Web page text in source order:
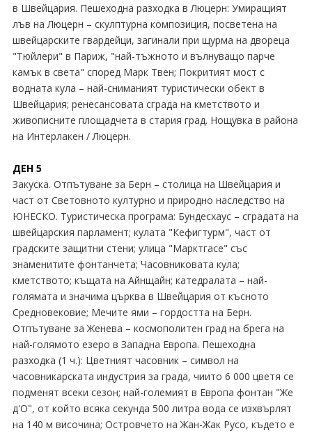
в Швейцария. Пешеходна разходка в Люцерн: Умиращият
лъв на Люцерн – скулптурна композиция, посветена на
швейцарските гвардейци, загинали при щурма на двореца
"Тюйлери" в Париж, "най-тъжното и вълнуващо парче
камък в света" според Марк Твен; Покритият мост с
водната кула – най-сниманият туристически обект в
Швейцария; ренесансовата сграда на кметството и
живописните площадчета в стария град. Нощувка в района
на Интерлакен / Люцерн.
ДЕН 5
Закуска. Отпътуване за Берн – столица на Швейцария и
част от Световното културно и природно наследство на
ЮНЕСКО. Туристическа програма: Бундесхаус – сградата на
швейцарския парламент; кулата "Кефигтурм", част от
градските защитни стени; улица "Марктгасе" със
знаменитите фонтанчета; Часовниковата кула;
кметството; къщата на Айнщайн; катедралата – най-
голямата и значима църква в Швейцария от късното
Средновековие; Мечите ями – гордостта на Берн.
Отпътуване за Женева – космополитен град на брега на
най-голямото езеро в Западна Европа. Пешеходна
разходка (1 ч.): Цветният часовник – символ на
часовникарската индустрия за града, чиито 6 000 цветя се
подменят всеки сезон; най-големият в Европа фонтан "Же
д'О", от който всяка секунда 500 литра вода се изхвърлят
на 140 м височина; Островчето на Жан-Жак Русо, където е